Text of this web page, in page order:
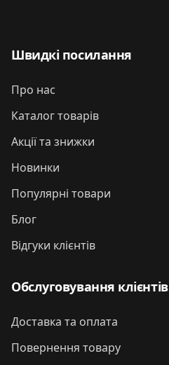
Швидкі посилання
Про нас
Каталог товарів
Акції та знижки
Новинки
Популярні товари
Блог
Відгуки клієнтів
Обслуговування клієнтів
Доставка та оплата
Повернення товару